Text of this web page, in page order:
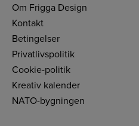
Om Frigga Design
Kontakt
Betingelser
Privatlivspolitik
Cookie-politik
Kreativ kalender
NATO-bygningen